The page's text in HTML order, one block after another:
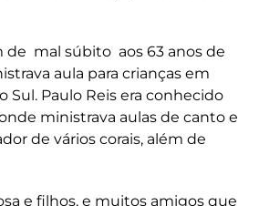
de mal súbito aos 63 anos de
aula para crianças em
Sul. Paulo Reis era conhecido
ministrava aulas de canto e
de vários corais, além de
e filhos, e muitos amigos que